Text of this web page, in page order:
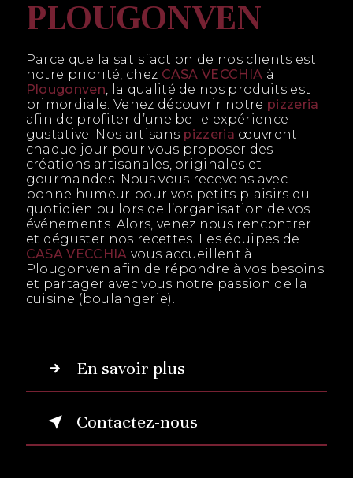
PLOUGONVEN
Parce que la satisfaction de nos clients est
notre priorité, chez CASA VECCHIA à
Plougonven, la qualité de nos produits est
primordiale. Venez découvrir notre pizzeria
afin de profiter d’une belle expérience
gustative. Nos artisans pizzeria œuvrent
chaque jour pour vous proposer des
créations artisanales, originales et
gourmandes. Nous vous recevons avec
bonne humeur pour vos petits plaisirs du
quotidien ou lors de l’organisation de vos
événements. Alors, venez nous rencontrer
et déguster nos recettes. Les équipes de
CASA VECCHIA vous accueillent à
Plougonven afin de répondre à vos besoins
et partager avec vous notre passion de la
cuisine (boulangerie).
En savoir plus
Contactez-nous